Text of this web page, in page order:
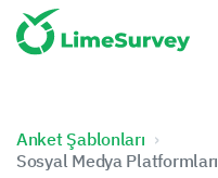
Anket Şablonları
Sosyal Medya